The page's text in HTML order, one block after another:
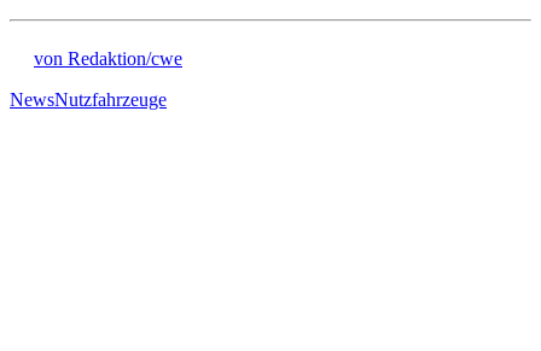
von Redaktion/cwe
NewsNutzfahrzeuge